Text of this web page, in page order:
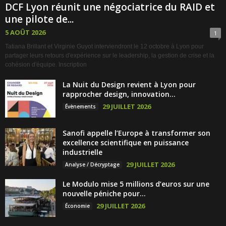
DCF Lyon réunit une négociatrice du RAID et
une pilote de...
5 AOÛT 2026 1
Tatiana Brillant et Virginie Guyot interviendront le 12 octobre à Lyon pour
partager leurs retours d'expérience sur le leadership, la gestion de crise et la
cohésion d'équipe. Inscription
La Nuit du Design revient à Lyon pour
rapprocher design, innovation...
Évènements 29 JUILLET 2026
Sanofi appelle l’Europe à transformer son
excellence scientifique en puissance
industrielle
Analyse / Décryptage 29 JUILLET 2026
Le Modulo mise 5 millions d’euros sur une
nouvelle péniche pour...
Économie 29 JUILLET 2026